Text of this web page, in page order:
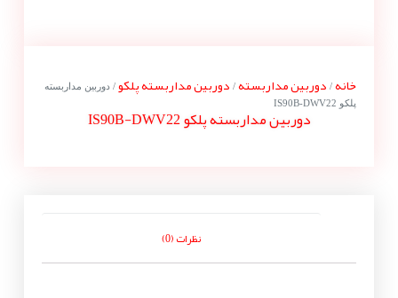
خانه/ دوربین مداربسته/ دوربین مداربسته پلکو/ دوربین مداربسته
پلکو IS90B-DWV22
دوربین مداربسته پلکو IS90B-DWV22
نظرات (0)